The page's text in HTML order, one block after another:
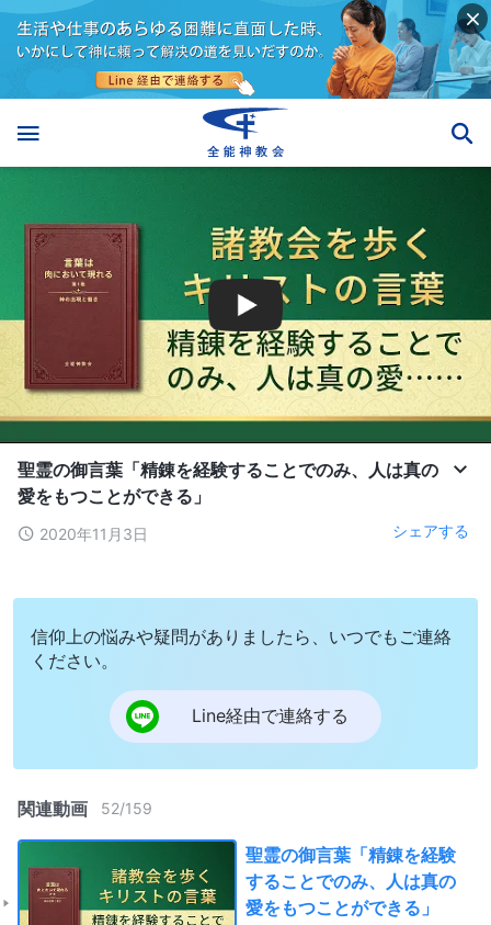
聖霊の御言葉「精錬を経験することでのみ、人は真の
愛をもつことができる」
2020年11月3日 シェアする
信仰上の悩みや疑問がありましたら、いつでもご連絡
ください。
Line経由で連絡する
関連動画 52/159
聖霊の御言葉「精錬を経験
することでのみ、人は真の
愛をもつことができる」